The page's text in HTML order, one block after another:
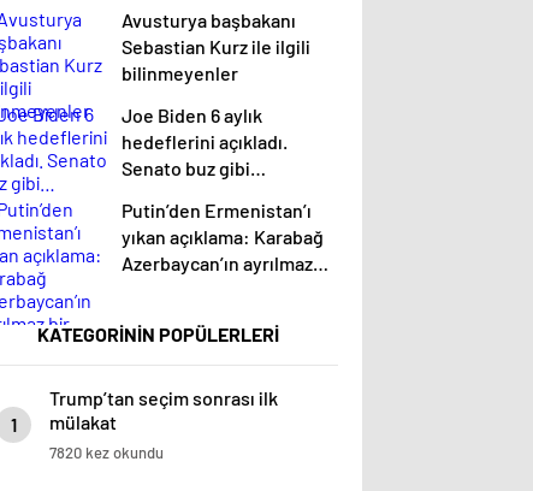
Avusturya başbakanı
Sebastian Kurz ile ilgili
bilinmeyenler
Joe Biden 6 aylık
hedeflerini açıkladı.
Senato buz gibi…
Putin’den Ermenistan’ı
yıkan açıklama: Karabağ
Azerbaycan’ın ayrılmaz
KATEGORİNİN POPÜLERLERİ
1
Trump’tan seçim sonrası ilk
mülakat
7820 kez okundu